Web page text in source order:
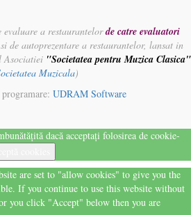
evaluare a restaurantelorde catre evaluatori
de autoprezentare a restaurantelor, lansat in
Asociatiei "Societatea pentru Muzica Clasica"
Muzicala)
UDRAM Software
dacă acceptați folosirea de cookie-
are set to "allow cookies" to give you the
If you continue to use this website without
you click "Accept" below then you are